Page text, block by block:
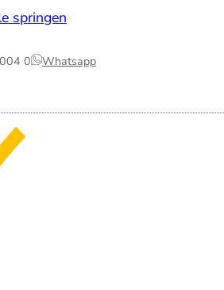
springen
0
Whatsapp